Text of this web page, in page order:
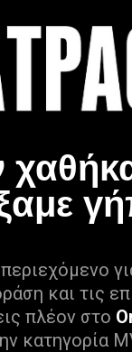
και τις
πλέον στο
κατηγορία